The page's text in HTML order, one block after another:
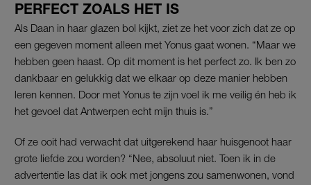
PERFECT ZOALS HET IS
Als Daan in haar glazen bol kijkt, ziet ze het voor zich dat ze op
een gegeven moment alleen met Yonus gaat wonen. “Maar we
hebben geen haast. Op dit moment is het perfect zo. Ik ben zo
dankbaar en gelukkig dat we elkaar op deze manier hebben
leren kennen. Door met Yonus te zijn voel ik me veilig én heb ik
het gevoel dat Antwerpen echt mijn thuis is.”
Of ze ooit had verwacht dat uitgerekend haar huisgenoot haar
grote liefde zou worden? “Nee, absoluut niet. Toen ik in de
advertentie las dat ik ook met jongens zou samenwonen, vond